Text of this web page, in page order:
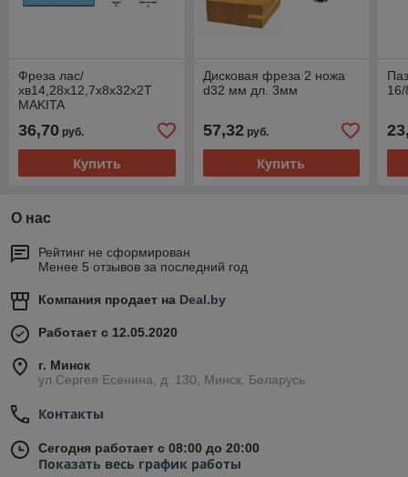
Фреза лас/
хв14,28х12,7х8х32х2Т
MAKITA
36,70 руб.
Купить
Дисковая фреза 2 ножа
d32 мм дл. 3мм
57,32руб.
Купить
О нас
Рейтинг не сформирован
Менее 5 отзывов за последний год
Компания продает на Deal.by
Работает с 12.05.2020
г. Минск
ул.Сергея Есенина, д. 130, Минск, Беларусь
Контакты
Сегодня работает с 08:00 до 20:00
Показать весь график работы